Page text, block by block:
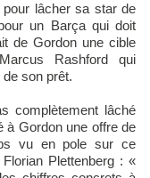
lâcher sa star de
un Barça qui doit
de Gordon une cible
Rashford qui
son prêt.
complètement lâché
à Gordon une offre de
vu en pole sur ce
Plettenberg : «